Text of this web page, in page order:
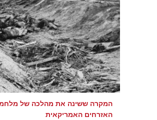
המקרה ששינה את מהלכה של
האזרחים האמריקאית